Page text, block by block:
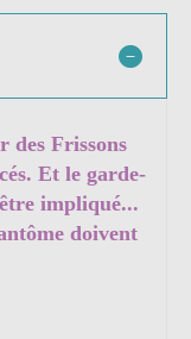
des Frissons
Et le garde-
impliqué...
doivent